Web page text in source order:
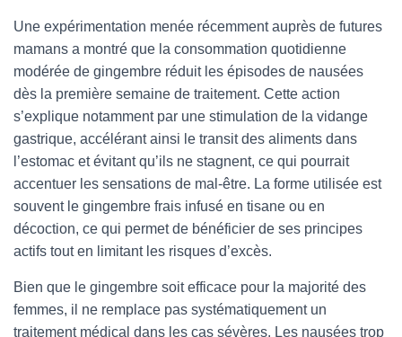
Une expérimentation menée récemment auprès de futures
mamans a montré que la consommation quotidienne
modérée de gingembre réduit les épisodes de nausées
dès la première semaine de traitement. Cette action
s’explique notamment par une stimulation de la vidange
gastrique, accélérant ainsi le transit des aliments dans
l’estomac et évitant qu’ils ne stagnent, ce qui pourrait
accentuer les sensations de mal-être. La forme utilisée est
souvent le gingembre frais infusé en tisane ou en
décoction, ce qui permet de bénéficier de ses principes
actifs tout en limitant les risques d’excès.
Bien que le gingembre soit efficace pour la majorité des
femmes, il ne remplace pas systématiquement un
traitement médical dans les cas sévères. Les nausées trop